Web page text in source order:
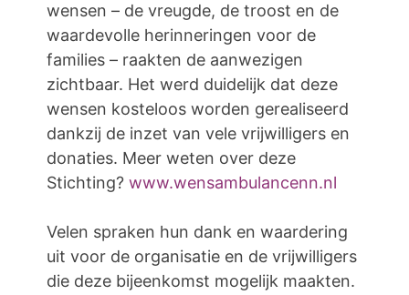
wensen – de vreugde, de troost en de
waardevolle herinneringen voor de
families – raakten de aanwezigen
zichtbaar. Het werd duidelijk dat deze
wensen kosteloos worden gerealiseerd
dankzij de inzet van vele vrijwilligers en
donaties. Meer weten over deze
Stichting? www.wensambulancenn.nl
Velen spraken hun dank en waardering
uit voor de organisatie en de vrijwilligers
die deze bijeenkomst mogelijk maakten.